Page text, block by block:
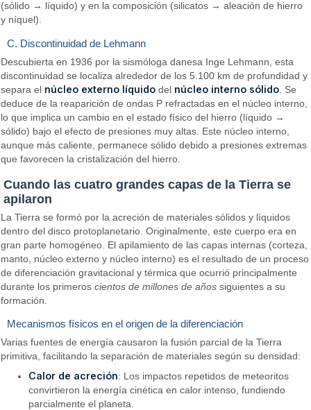
(sólido → líquido) y en la composición (silicatos → aleación de hierro
y níquel).
C. Discontinuidad de Lehmann
Descubierta en 1936 por la sismóloga danesa Inge Lehmann, esta
discontinuidad se localiza alrededor de los 5.100 km de profundidad y
separa el núcleo externo líquido del núcleo interno sólido . Se
deduce de la reaparición de ondas P refractadas en el núcleo interno,
lo que implica un cambio en el estado físico del hierro (líquido →
sólido) bajo el efecto de presiones muy altas. Este núcleo interno,
aunque más caliente, permanece sólido debido a presiones extremas
que favorecen la cristalización del hierro.
Cuando las cuatro grandes capas de la Tierra se
apilaron
La Tierra se formó por la acreción de materiales sólidos y líquidos
dentro del disco protoplanetario. Originalmente, este cuerpo era en
gran parte homogéneo. El apilamiento de las capas internas (corteza,
manto, núcleo externo y núcleo interno) es el resultado de un proceso
de diferenciación gravitacional y térmica que ocurrió principalmente
durante los primeroscientos de millones de años siguientes a su
formación.
Mecanismos físicos en el origen de la diferenciación
Varias fuentes de energía causaron la fusión parcial de la Tierra
primitiva, facilitando la separación de materiales según su densidad:
Calor de acreción: Los impactos repetidos de meteoritos
convirtieron la energía cinética en calor intenso, fundiendo
parcialmente el planeta.